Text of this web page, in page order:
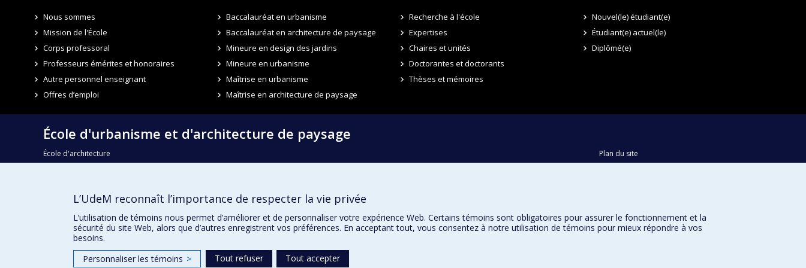
Nous sommes
Mission de l'École
Corps professoral
Professeurs émérites et honoraires
Autre personnel enseignant
Offres d’emploi
Baccalauréat en urbanisme
Baccalauréat en architecture de paysage
Mineure en design des jardins
Mineure en urbanisme
Maîtrise en urbanisme
Maîtrise en architecture de paysage
Recherche à l'école
Expertises
Chaires et unités
Doctorantes et doctorants
Thèses et mémoires
Nouvel(le) étudiant(e)
Étudiant(e) actuel(le)
Diplômé(e)
École d'urbanisme et d'architecture de paysage
École d'architecture
Faculté de l'aménagement
Plan du site
L’UdeM reconnaît l’importance de respecter la vie privée
L’utilisation de témoins nous permet d’améliorer et de personnaliser votre expérience Web. Certains témoins sont obligatoires pour assurer le fonctionnement et la
sécurité du site Web, alors que d’autres enregistrent vos préférences. En acceptant tout, vous consentez à notre utilisation de témoins pour mieux répondre à vos
besoins.
Personnaliser les témoins > Tout refuser Tout accepter